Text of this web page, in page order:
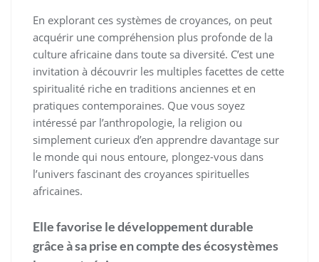
En explorant ces systèmes de croyances, on peut
acquérir une compréhension plus profonde de la
culture africaine dans toute sa diversité. C’est une
invitation à découvrir les multiples facettes de cette
spiritualité riche en traditions anciennes et en
pratiques contemporaines. Que vous soyez
intéressé par l’anthropologie, la religion ou
simplement curieux d’en apprendre davantage sur
le monde qui nous entoure, plongez-vous dans
l’univers fascinant des croyances spirituelles
africaines.
Elle favorise le développement durable
grâce à sa prise en compte des écosystèmes